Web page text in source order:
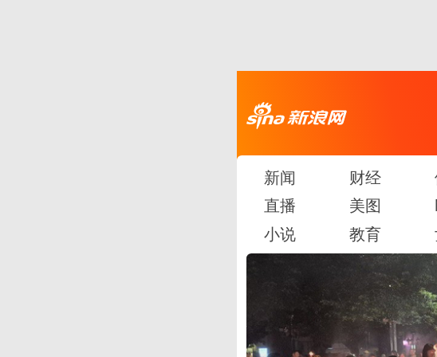
新闻 财经
直播
美图
小说
教育